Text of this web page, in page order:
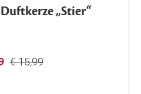
„Stier“
€ 15,99